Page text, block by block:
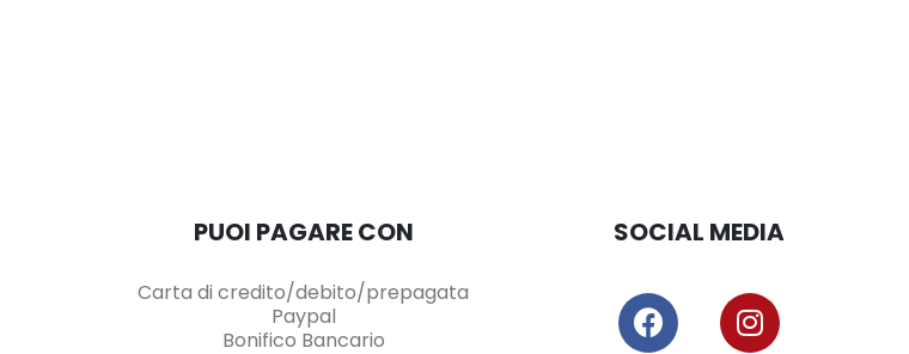
PUOI PAGARE CON
Carta di credito/debito/prepagata
Paypal
Bonifico Bancario
SOCIAL MEDIA